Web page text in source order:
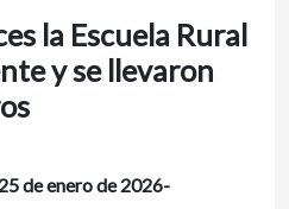
la Escuela Rural
y se llevaron
de enero de 2026-